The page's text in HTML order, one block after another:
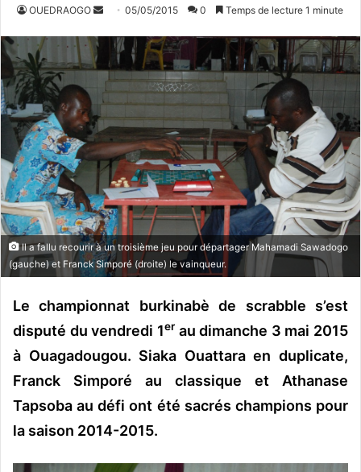
OUEDRAOGO
o
e
r
u
n
o
u
r
r
i
05/05/2015 0 Temps de lecture 1 minute
Il a fallu recourir à un troisième jeu pour départager Mahamadi Sawadogo
(gauche) et Franck Simporé (droite) le vainqueur.
Le championnat burkinabè de scrabble s’est
disputé du vendredi 1erau dimanche 3 mai 2015
à Ouagadougou. Siaka Ouattara en duplicate,
Franck Simporé au classique et Athanase
Tapsoba au défi ont été sacrés champions pour
la saison 2014-2015.